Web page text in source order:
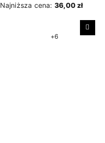
Najniższa cena: 36,00 zł
+6